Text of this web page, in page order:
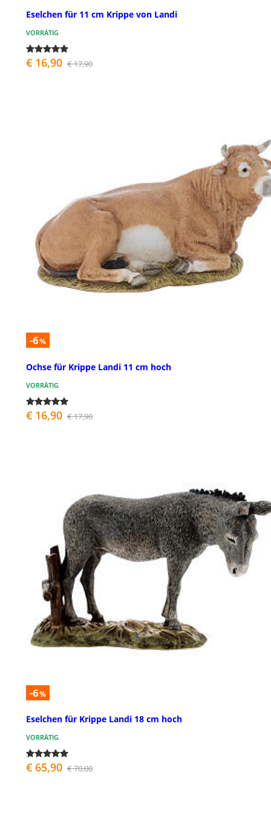
Eselchen für 11 cm Krippe von Landi
VORRÄTIG
€ 16,90 € 17,90
-6%
Ochse für Krippe Landi 11 cm hoch
VORRÄTIG
€ 16,90 € 17,90
-6%
Eselchen für Krippe Landi 18 cm hoch
VORRÄTIG
€ 65,90 € 70,00